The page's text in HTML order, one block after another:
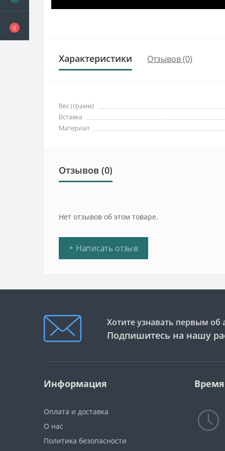
0
Характеристики Отзывов (0)
Вес (грамм)
Вставка
Материал
Отзывов (0)
Нет отзывов об этом товаре.
+ Написать отзыв
Хотите узнавать первым об
Подпишитесь на нашу
Информация
Оплата и доставка
О нас
Политика безопасности